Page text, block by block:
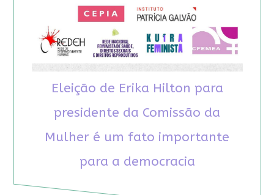
Eleição de Erika Hilton para
presidente da Comissão da
Mulher é um fato importante
para a democracia